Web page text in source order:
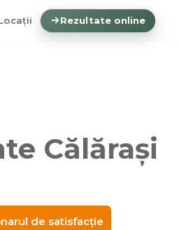
Rezultate online
Călărași
de satisfacție